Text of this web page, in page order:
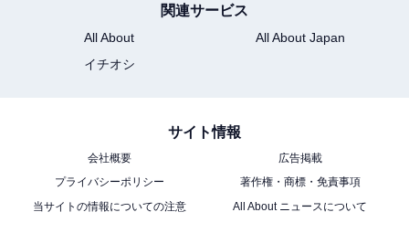
関連サービス
All About
All About Japan
イチオシ
サイト情報
会社概要
広告掲載
プライバシーポリシー
著作権・商標・免責事項
当サイトの情報についての注意
All About ニュースについて